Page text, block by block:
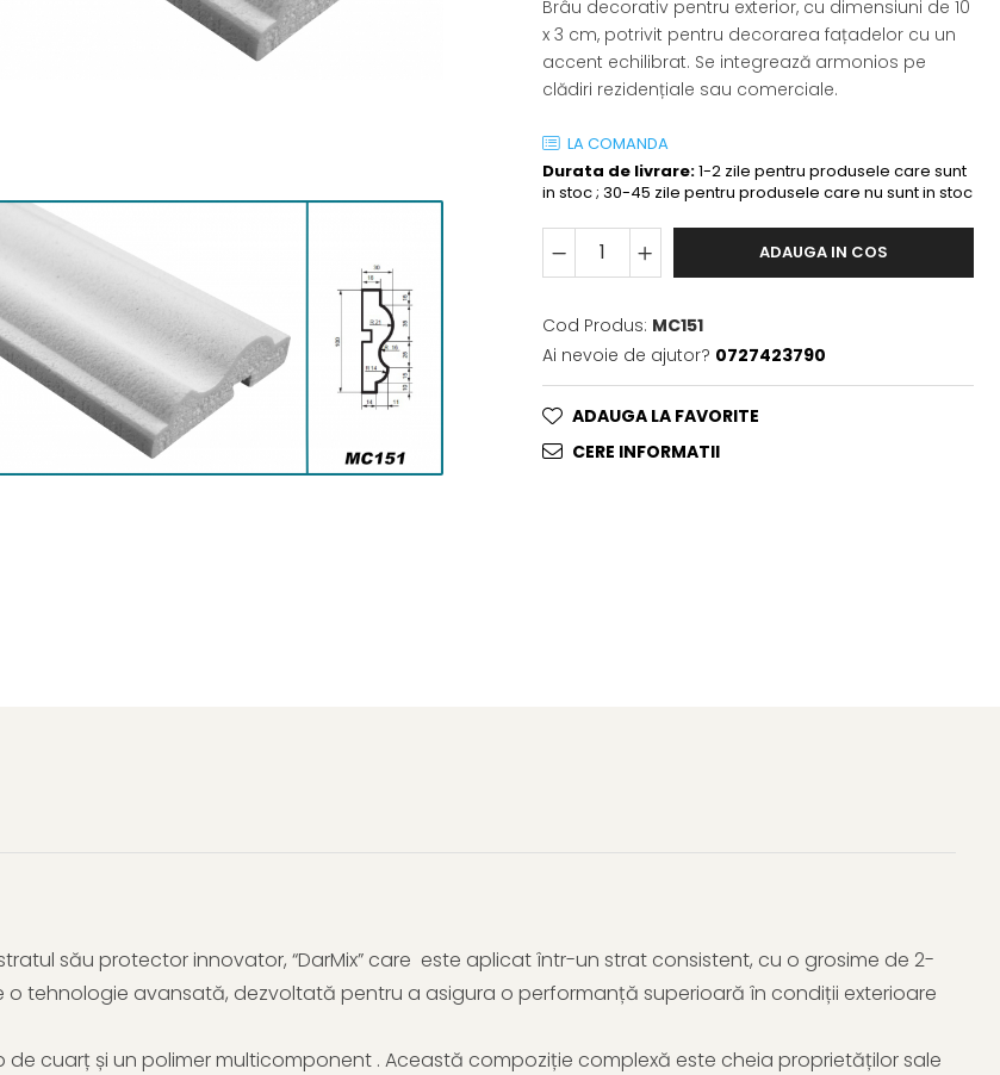
Brâu decorativ pentru exterior, cu dimensiuni de 10
x 3 cm, potrivit pentru decorarea fațadelor cu un
accent echilibrat. Se integrează armonios pe
clădiri rezidențiale sau comerciale.
LA COMANDA
Durata de livrare:1-2 zile pentru produsele care sunt
in stoc ; 30-45 zile pentru produsele care nu sunt in stoc
ADAUGA IN COS
Cod Produs: MC151
Ai nevoie de ajutor? 0727423790
ADAUGA LA FAVORITE
CERE INFORMATII
său protector innovator, “DarMix” care este aplicat într-un strat consistent, cu o grosime de 2-
o tehnologie avansată, dezvoltată pentru a asigura o performanță superioară în condiții exterioare
de cuarț și un polimer multicomponent . Această compoziție complexă este cheia proprietăților sale